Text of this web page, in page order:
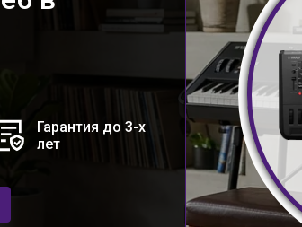
Гарантия до 3-х
лет